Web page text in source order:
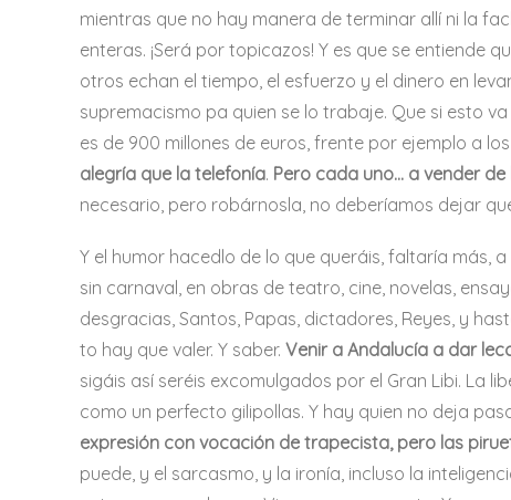
mientras que no hay manera de terminar allí ni la
enteras. ¡Será por topicazos! Y es que se
otros echan el tiempo, el esfuerzo y el dinero en
supremacismo pa quien se lo trabaje. Que si esto
es de 900 millones de euros, frente por ejemplo a
alegría que la telefonía. Pero cada uno… a vender
necesario, pero robárnosla, no deberíamos dejar
Y el humor hacedlo de lo que queráis, faltaría más,
sin carnaval, en obras de teatro, cine, novelas,
desgracias, Santos, Papas, dictadores, Reyes, y
to hay que valer. Y saber. Venir a Andalucía a dar
sigáis así seréis excomulgados por el Gran Libi. La
como un perfecto gilipollas. Y hay quien no deja
expresión con vocación de trapecista, pero las
puede, y el sarcasmo, y la ironía, incluso la